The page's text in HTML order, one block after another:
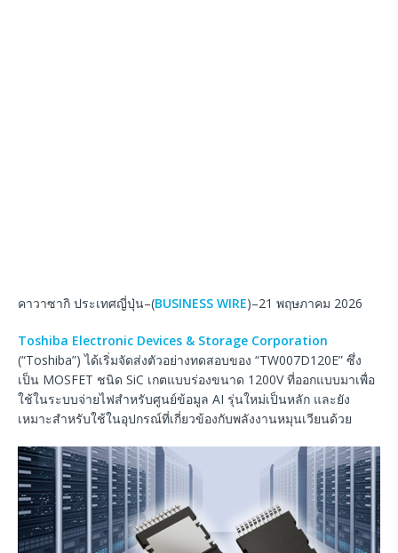
คาวาซากิ ประเทศญี่ปุ่น–(BUSINESS WIRE)–21 พฤษภาคม 2026
Toshiba Electronic Devices & Storage Corporation
(“Toshiba”) ได้เริ่มจัดส่งตัวอย่างทดสอบของ “TW007D120E” ซึ่ง
เป็น MOSFET ชนิด SiC เกตแบบร่องขนาด 1200V ที่ออกแบบมาเพื่อ
ใช้ในระบบจ่ายไฟสำหรับศูนย์ข้อมูล AI รุ่นใหม่เป็นหลัก และยัง
เหมาะสำหรับใช้ในอุปกรณ์ที่เกี่ยวข้องกับพลังงานหมุนเวียนด้วย